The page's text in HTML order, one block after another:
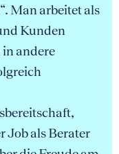
Man arbeitet als
Kunden
andere
Job als Berater